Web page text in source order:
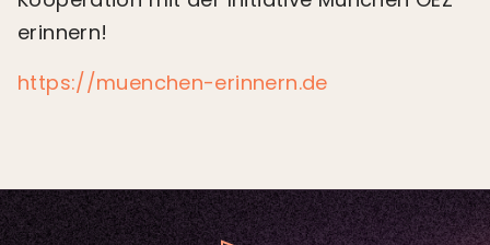
erinnern!
https://muenchen-erinnern.de